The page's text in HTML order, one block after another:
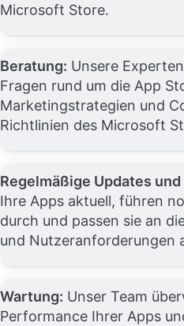
Microsoft Store.
Beratung: Unsere
Fragen rund um die App
Marketingstrategien und
Richtlinien des Microsoft
Regelmäßige Updates
Ihre Apps aktuell, führen
durch und passen sie an
und Nutzeranforderungen
Wartung: Unser Team
Performance Ihrer Apps